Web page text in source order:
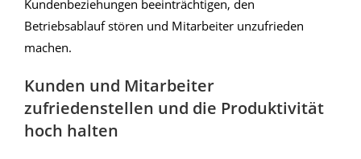
Kundenbeziehungen beeinträchtigen, den
Betriebsablauf stören und Mitarbeiter unzufrieden
machen.
Kunden und Mitarbeiter
zufriedenstellen und die Produktivität
hoch halten